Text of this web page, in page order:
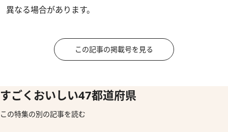
異なる場合があります。
この記事の掲載号を見る
すごくおいしい47都道府県
この特集の別の記事を読む